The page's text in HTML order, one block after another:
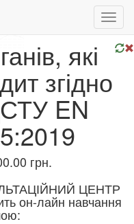
які
згідно
EN
грн.
ЦЕНТР
он-лайн навчання